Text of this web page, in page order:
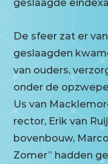
De sfeer zat er
geslaagden
van ouders,
onder de
Us van
rector, Erik van
bovenbouw,
Zomer” hadden